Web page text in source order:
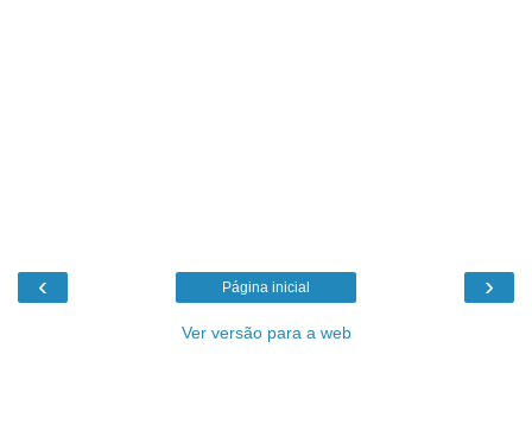
‹ ›
Página inicial
Ver versão para a web